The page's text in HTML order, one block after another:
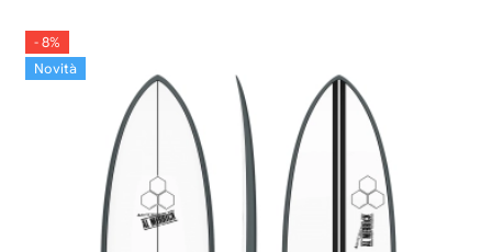
- 8%
Novità